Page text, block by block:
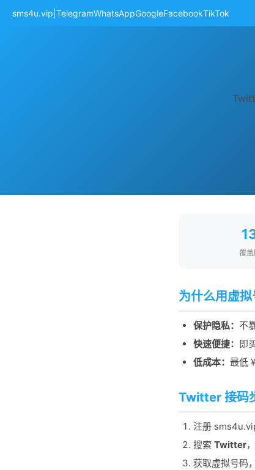
sms4u.vip TelegramWhatsAppGoogleFacebookTikTok
覆
为什么用虚
保护隐私： 不
快速便捷： 即
低成本： 最低
Twitter 接码
注册
搜索 Twitter
获取虚拟号码